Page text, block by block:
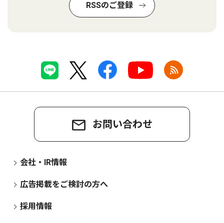
RSSのご登録
お問い合わせ
会社・IR情報
広告掲載をご検討の方へ
採用情報